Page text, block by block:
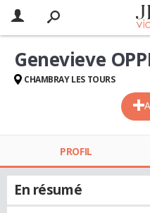
Genevieve
CHAMBRAY LES TOURS
PROFIL
En résumé